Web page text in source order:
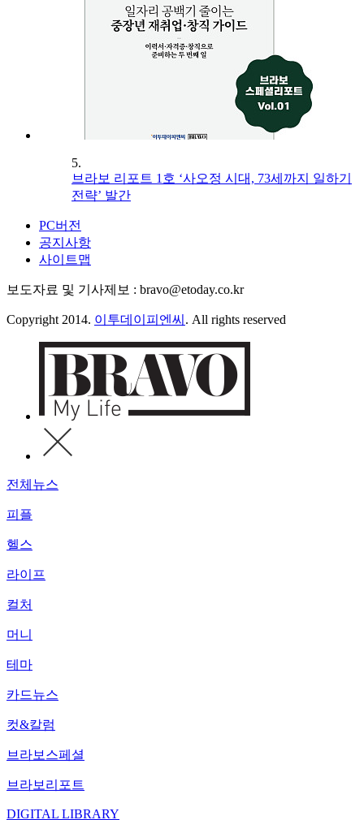
5.
브라보 리포트 1호 ‘사오정 시대, 73세까지 일하기
전략’ 발간
PC버전
공지사항
사이트맵
보도자료 및 기사제보 : bravo@etoday.co.kr
Copyright 2014. 이투데이피엔씨 . All rights reserved
전체뉴스
피플
헬스
라이프
컬처
머니
테마
카드뉴스
컷&칼럼
브라보스페셜
브라보리포트
DIGITAL LIBRARY